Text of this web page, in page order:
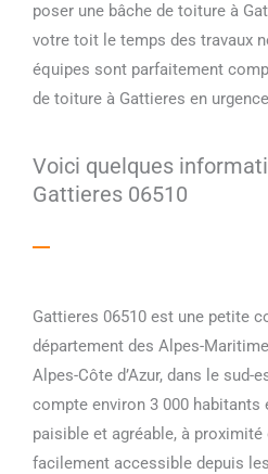
poser une bâche de toiture à
votre toit le temps des travaux
équipes sont parfaitement
de toiture à Gattieres en
Voici quelques
Gattieres 06510
Gattieres 06510 est une petite
département des Alpes-
Alpes-Côte d’Azur, dans le sud-
compte environ 3 000 habitants
paisible et agréable, à
facilement accessible depuis